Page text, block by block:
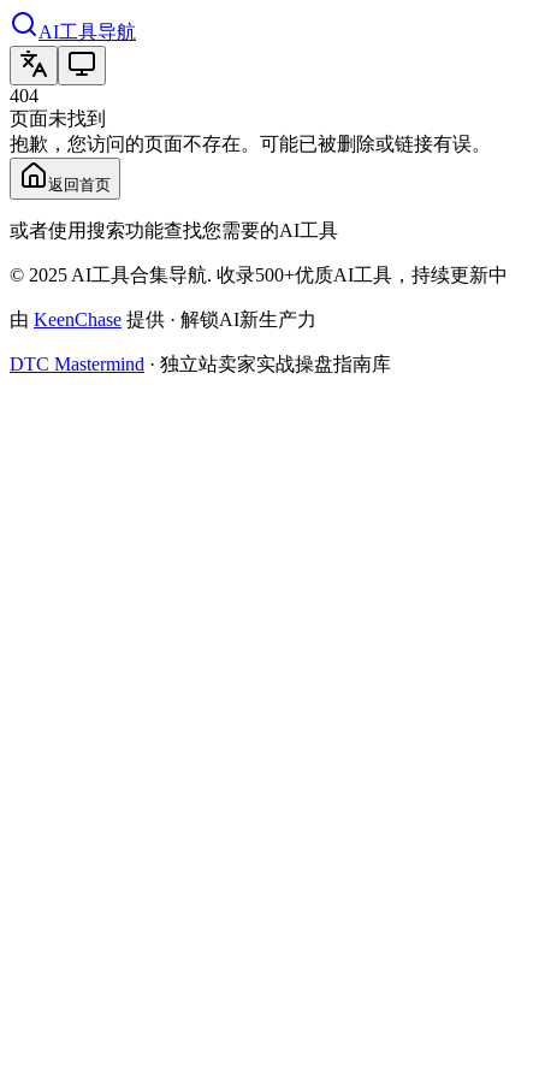
AI工具导航
404
页面未找到
抱歉，您访问的页面不存在。可能已被删除或链接有误。
返回首页
或者使用搜索功能查找您需要的AI工具
© 2025 AI工具合集导航. 收录500+优质AI工具，持续更新中
由 KeenChase 提供 · 解锁AI新生产力
DTC Mastermind · 独立站卖家实战操盘指南库